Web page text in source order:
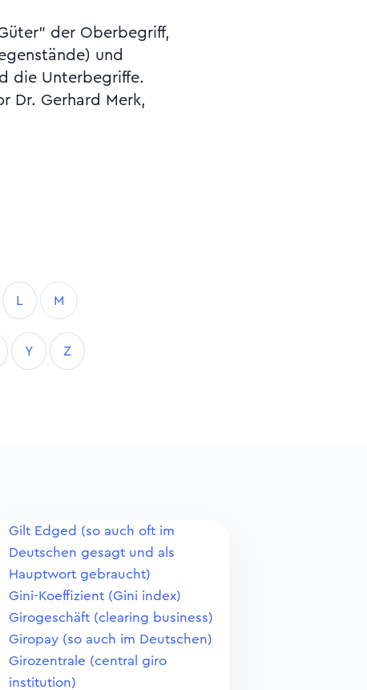
die Unterbegriffe.
Dr. Gerhard Merk,
L M
Y Z
Gilt Edged (so auch oft im
Deutschen gesagt und als
Hauptwort gebraucht)
Gini-Koeffizient (Gini index)
Girogeschäft (clearing business)
Giropay (so auch im Deutschen)
Girozentrale (central giro
institution)